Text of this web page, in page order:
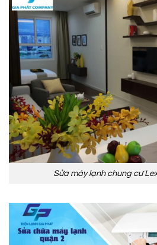
Sửa máy lạnh chung cư